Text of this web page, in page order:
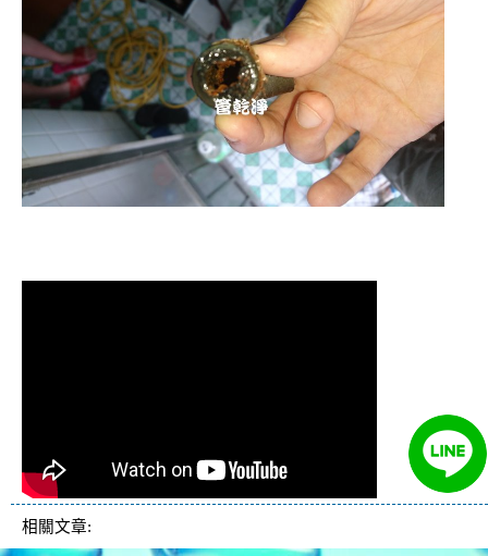
相關文章: